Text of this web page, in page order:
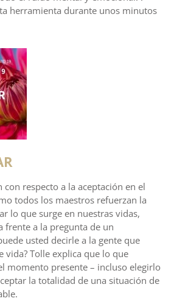
herramienta durante unos minutos
respecto a la aceptación en el
todos los maestros refuerzan la
lo que surge en nuestras vidas,
frente a la pregunta de un
usted decirle a la gente que
vida? Tolle explica que lo que
momento presente – incluso elegirlo
la totalidad de una situación de